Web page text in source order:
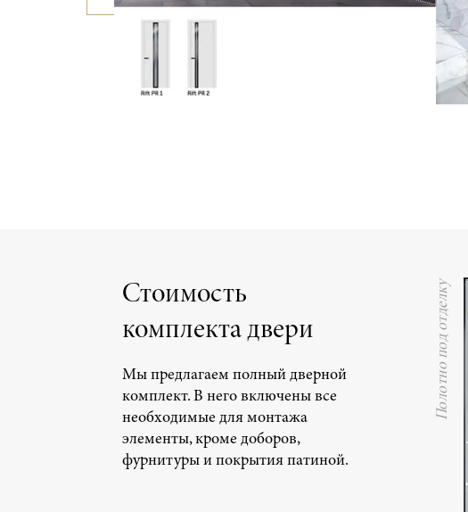
Стоимость
комплекта двери
Мы предлагаем полный дверной
комплект. В него включены все
необходимые для монтажа
элементы, кроме доборов,
фурнитуры и покрытия патиной.
Полотно под отделку